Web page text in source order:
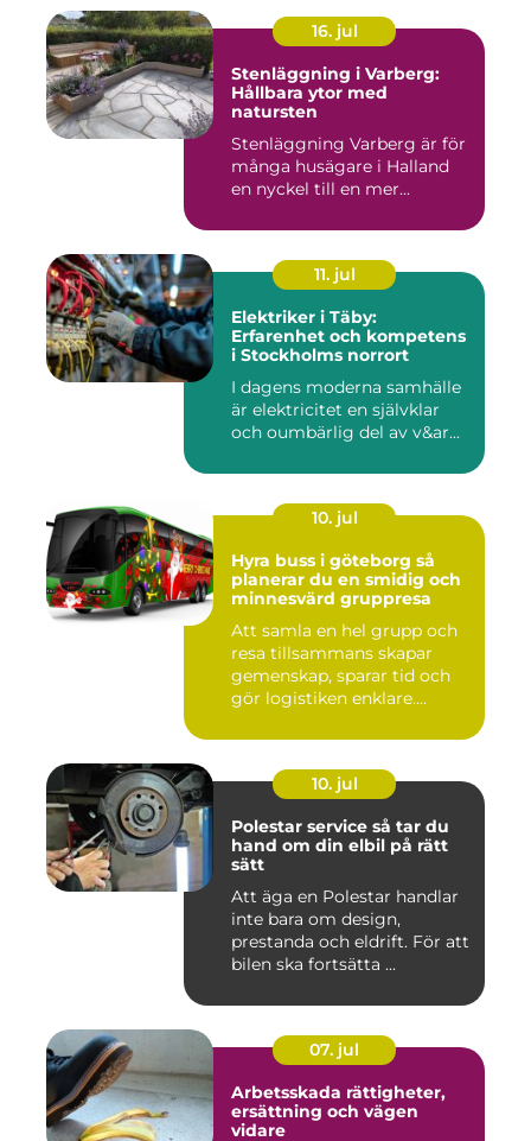
16. jul
Stenläggning i Varberg:
Hållbara ytor med
natursten
Stenläggning Varberg är för
många husägare i Halland
en nyckel till en mer...
11. jul
Elektriker i Täby:
Erfarenhet och kompetens
i Stockholms norrort
I dagens moderna samhälle
är elektricitet en självklar
och oumbärlig del av v&ar...
10. jul
Hyra buss i göteborg så
planerar du en smidig och
minnesvärd gruppresa
Att samla en hel grupp och
resa tillsammans skapar
gemenskap, sparar tid och
gör logistiken enklare....
10. jul
Polestar service så tar du
hand om din elbil på rätt
sätt
Att äga en Polestar handlar
inte bara om design,
prestanda och eldrift. För att
bilen ska fortsätta ...
07. jul
Arbetsskada rättigheter,
ersättning och vägen
vidare